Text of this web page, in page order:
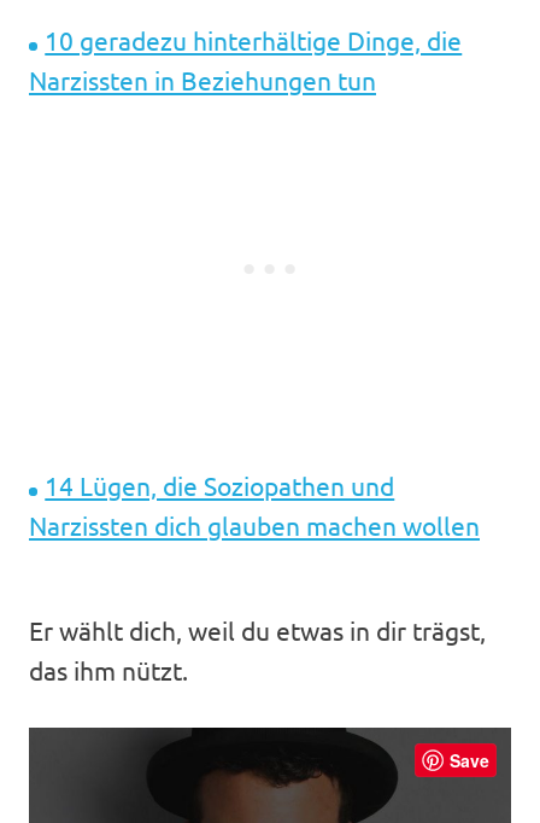
10 geradezu hinterhältige Dinge, die
Narzissten in Beziehungen tun
14 Lügen, die Soziopathen und
Narzissten dich glauben machen wollen
Er wählt dich, weil du etwas in dir trägst,
das ihm nützt.
Save